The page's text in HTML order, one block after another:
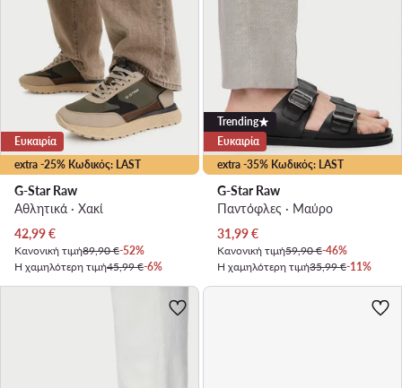
extra -25% Κωδικός: LAST
Ευκαιρία
G-Star Raw
Αθλητικά · Χακί
Τρέχουσα τιμή
42,99€
Κανονική τιμή89,90 €-52%
Η χαμηλότερη τιμή45,99 €-6%
extra -35% Κωδικός: LAST
Trending
Ευκαιρία
G-Star Raw
Παντόφλες · Μαύρο
Τρέχουσα τιμή
31,99€
Κανονική τιμή59,90 €-46%
Η χαμηλότερη τιμή35,99 €-11%